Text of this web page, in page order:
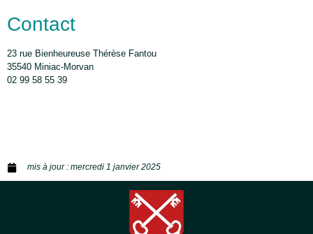
Contact
23 rue Bienheureuse Thérèse Fantou
35540 Miniac-Morvan
02 99 58 55 39
mis à jour : mercredi 1 janvier 2025